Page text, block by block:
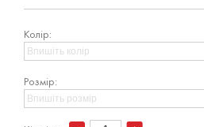
Колір:
Розмір: